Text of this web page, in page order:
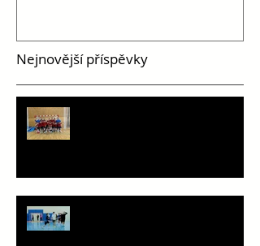
Nejnovější příspěvky